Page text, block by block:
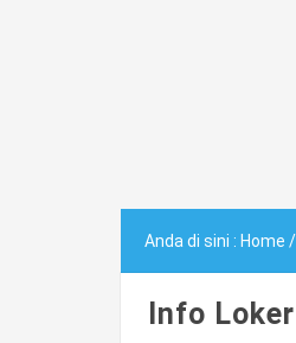
Anda di sini : Home /
Info